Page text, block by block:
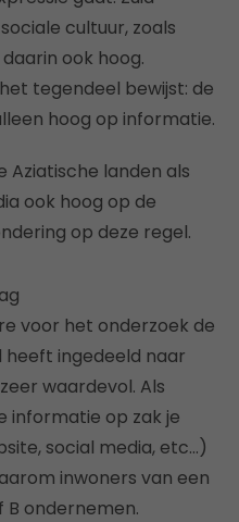
cultuur, zoals
ook hoog.
tegendeel bewijst: de
hoog op informatie.
Aziatische landen als
ook hoog op de
op deze regel.
voor het onderzoek de
ingedeeld naar
waardevol. Als
informatie op zak je
social media, etc…)
inwoners van een
ondernemen.